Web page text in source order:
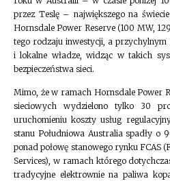
przez Teslę – największego na
Hornsdale Power Reserve (100 MW,
tego rodzaju inwestycji, a
i lokalne władze, widząc w takich
bezpieczeństwa sieci.
Mimo, że w ramach Hornsdale Power
sieciowych wydzielono tylko 30
uruchomieniu koszty usług
stanu Południowa Australia spadły o
ponad połowę stanowego rynku FCAS
Services), w ramach którego
tradycyjne elektrownie na paliwa